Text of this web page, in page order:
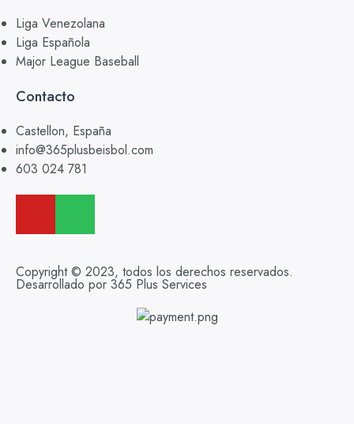
Liga Venezolana
Liga Española
Major League Baseball
Contacto
Castellon, España
info@365plusbeisbol.com
603 024 781
Copyright © 2023, todos los derechos reservados.
Desarrollado por 365 Plus Services